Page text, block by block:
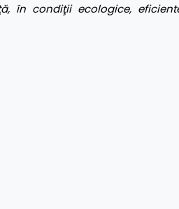
în condiţii ecologice,